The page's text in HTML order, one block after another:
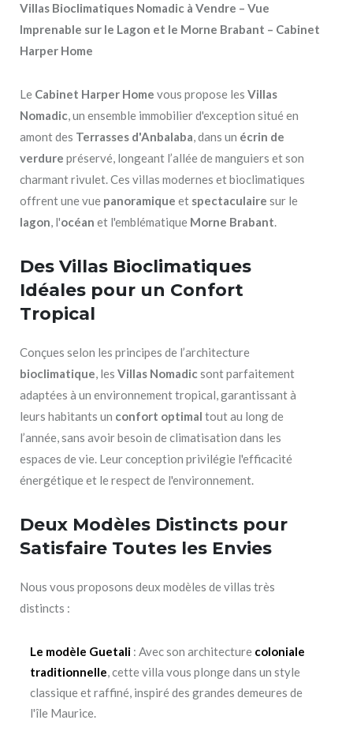
Villas Bioclimatiques Nomadic à Vendre – Vue
Imprenable sur le Lagon et le Morne Brabant – Cabinet
Harper Home
Le Cabinet Harper Home vous propose les Villas
Nomadic, un ensemble immobilier d'exception situé en
amont des Terrasses d'Anbalaba, dans un écrin de
verdure préservé, longeant l’allée de manguiers et son
charmant rivulet. Ces villas modernes et bioclimatiques
offrent une vue panoramique et spectaculaire sur le
lagon, l'océan et l'emblématique Morne Brabant.
Des Villas Bioclimatiques
Idéales pour un Confort
Tropical
Conçues selon les principes de l’architecture
bioclimatique, les Villas Nomadicsont parfaitement
adaptées à un environnement tropical, garantissant à
leurs habitants un confort optimal tout au long de
l’année, sans avoir besoin de climatisation dans les
espaces de vie. Leur conception privilégie l'efficacité
énergétique et le respect de l'environnement.
Deux Modèles Distincts pour
Satisfaire Toutes les Envies
Nous vous proposons deux modèles de villas très
distincts :
Le modèle Guetali : Avec son architecture coloniale
traditionnelle, cette villa vous plonge dans un style
classique et raffiné, inspiré des grandes demeures de
l'île Maurice.